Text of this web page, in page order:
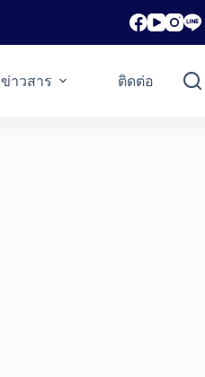
ข่าวสาร ติดต่อ